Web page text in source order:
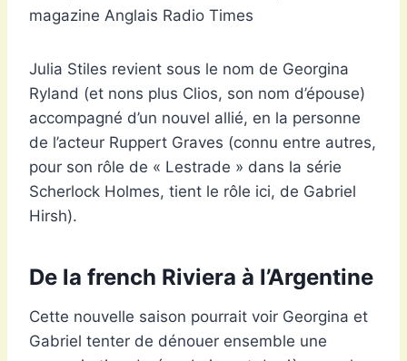
magazine Anglais Radio Times
Julia Stiles revient sous le nom de Georgina
Ryland (et nons plus Clios, son nom d’épouse)
accompagné d’un nouvel allié, en la personne
de l’acteur Ruppert Graves (connu entre autres,
pour son rôle de « Lestrade » dans la série
Scherlock Holmes, tient le rôle ici, de Gabriel
Hirsh).
De la french Riviera à l’Argentine
Cette nouvelle saison pourrait voir Georgina et
Gabriel tenter de dénouer ensemble une